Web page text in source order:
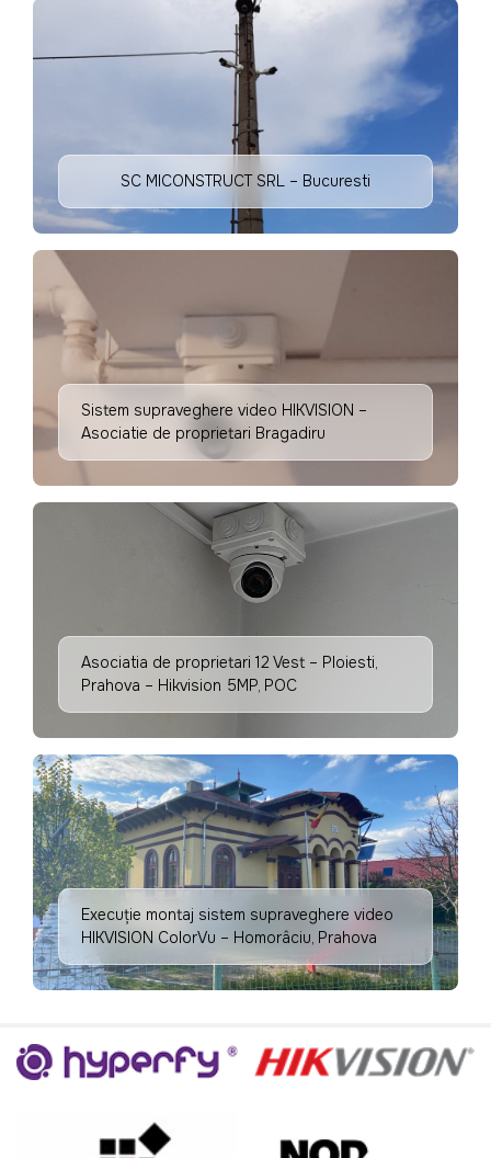
SC MICONSTRUCT SRL – Bucuresti
Sistem supraveghere video HIKVISION –
Asociatie de proprietari Bragadiru
Asociatia de proprietari 12 Vest – Ploiesti,
Prahova – Hikvision 5MP, POC
Execuție montaj sistem supraveghere video
HIKVISION ColorVu – Homorâciu, Prahova